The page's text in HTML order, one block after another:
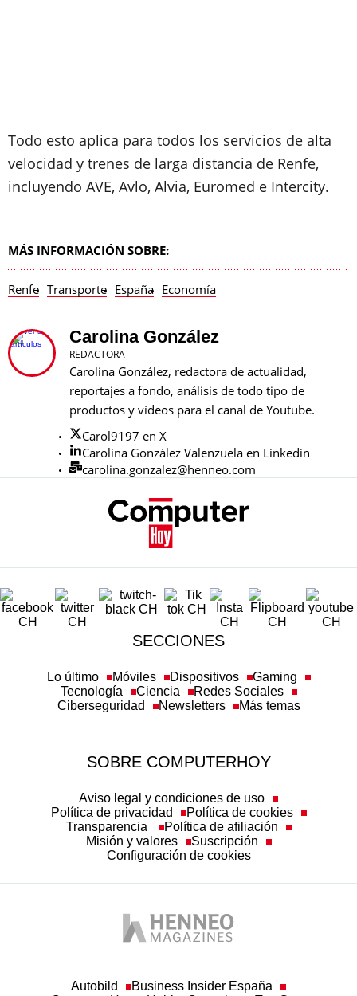
Todo esto aplica para todos los servicios de alta
velocidad y trenes de larga distancia de Renfe,
incluyendo AVE, Avlo, Alvia, Euromed e Intercity.
MÁS INFORMACIÓN SOBRE:
Renfe Transporte España Economía
Carolina González
REDACTORA
Carolina González, redactora de actualidad,
reportajes a fondo, análisis de todo tipo de
productos y vídeos para el canal de Youtube.
Carol9197 en X
Carolina González Valenzuela en Linkedin
carolina.gonzalez@henneo.com
SECCIONES
Lo último Móviles Dispositivos
Gaming
Tecnología
Ciencia
Redes Sociales
Ciberseguridad
Newsletters Más temas
SOBRE COMPUTERHOY
Aviso legal y condiciones de uso
Política de privacidad
Política de cookies
Transparencia
Política de afiliación
Misión y valores
Suscripción
Configuración de cookies
Autobild
Business Insider España